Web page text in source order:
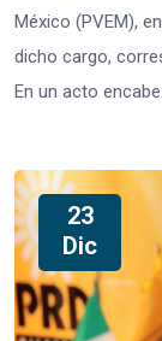
México (PVEM),
dicho cargo,
En un acto
23
Dic